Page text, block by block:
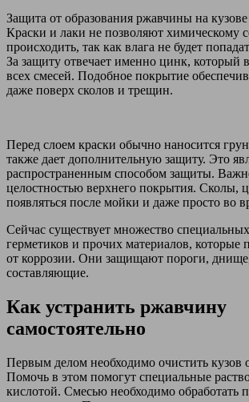
Защита от образования ржавчины на
Краски и лаки не позволяют химическому
происходить, так как влага не будет
За защиту отвечает именно цинк, который
всех смесей. Подобное покрытие
даже поверх сколов и трещин.
Перед слоем краски обычно наносится
также дает дополнительную защиту. Это
распространенным способом защиты.
целостностью верхнего покрытия. Сколы,
появляться после мойки и даже просто во
Сейчас существует множество
герметиков и прочих материалов, которые
от коррозии. Они защищают пороги,
составляющие.
Как устранить ржавчину
самостоятельно
Первым делом необходимо очистить кузов
Помочь в этом помогут специальные
кислотой. Смесью необходимо обработать